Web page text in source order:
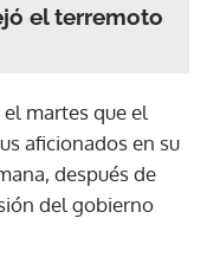
el terremoto
martes que el
aficionados en su
después de
del gobierno